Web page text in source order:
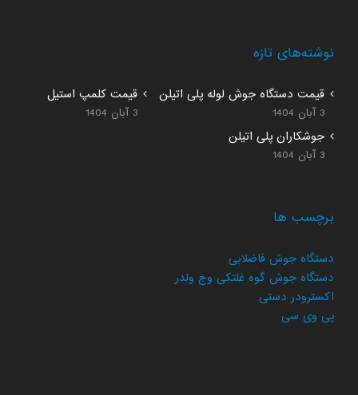
نوشته‌های تازه
قیمت دستگاه جوش لوله پلی اتیلن
3 آبان 1404
قیمت کلمپ استیل
3 آبان 1404
جوشکاران پلی اتیلن
3 آبان 1404
برچسب ها
دستگاه جوش فاضلابی
دستگاه جوش گوه غلتکی وج ولدر
اکسترودر دستی
پی وی سی